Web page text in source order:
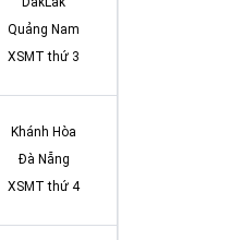
Quảng Nam
XSMT thứ 3
Khánh Hòa
Đà Nẵng
XSMT thứ 4